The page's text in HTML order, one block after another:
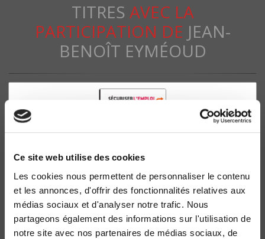
Ce site web utilise des cookies
Les cookies nous permettent de personnaliser le contenu
et les annonces, d'offrir des fonctionnalités relatives aux
médias sociaux et d'analyser notre trafic. Nous
partageons également des informations sur l'utilisation de
notre site avec nos partenaires de médias sociaux, de
TITRES AVEC LA
PARTICIPATION DE JEAN-
BENOÎT EYMÉOUD
Vers une société de mobilité
Les jeunes, l'emploi et le logement